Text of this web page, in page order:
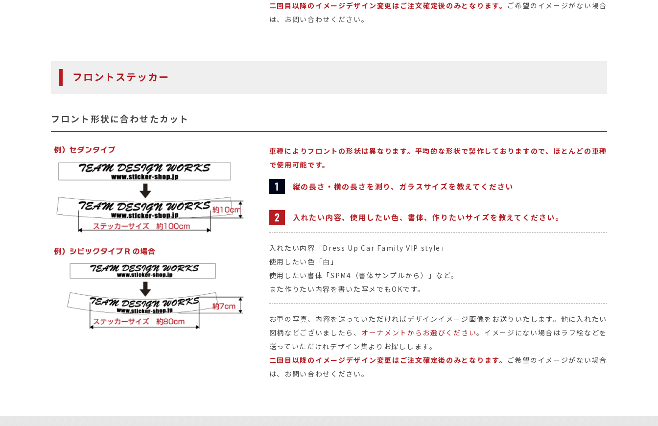
二回目以降のイメージデザイン変更はご注文確定後のみとなります。
ご希望のイメージがない場合
は、お問い合わせください。
フロントステッカー
フロント形状に合わせたカット
車種によりフロントの形状は異なります。平均的な形状で製作しておりますので、ほとんどの車種
で使用可能です。
縦の長さ・横の長さを測り、ガラスサイズを教えてください
入れたい内容、使用したい色、書体、作りたいサイズを教えてください。
入れたい内容「Dress Up Car Family VIP style」
使用したい色「白」
使用したい書体「SPM4（書体サンプルから）」など。
また作りたい内容を書いた写メでもOKです。
お車の写真、内容を送っていただければデザインイメージ画像をお送りいたします。他に入れたい
図柄などございましたら、 オーナメントからお選びください。イメージにない場合はラフ絵などを
送っていただけれデザイン集よりお探しします。
二回目以降のイメージデザイン変更はご注文確定後のみとなります。
ご希望のイメージがない場合
は、お問い合わせください。